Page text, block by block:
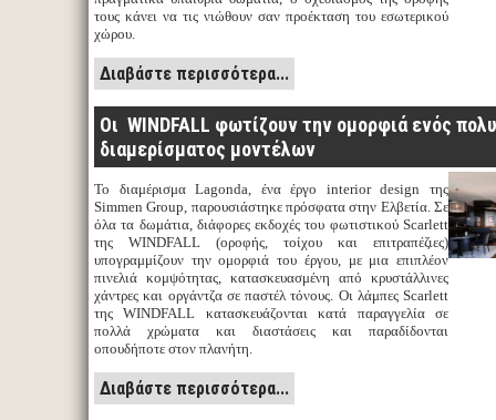
τους κάνει να τις νιώθουν σαν προέκταση του εσωτερικού
χώρου.
Διαβάστε περισσότερα...
Οι WINDFALL φωτίζουν την ομορφιά ενός
διαμερίσματος μοντέλων
Το διαμέρισμα Lagonda, ένα έργο interior design της
Simmen Group, παρουσιάστηκε πρόσφατα στην Ελβετία. Σε
όλα τα δωμάτια, διάφορες εκδοχές του φωτιστικού Scarlett
της WINDFALL (οροφής, τοίχου και επιτραπέζιες)
υπογραμμίζουν την ομορφιά του έργου, με μια επιπλέον
πινελιά κομψότητας, κατασκευασμένη από κρυστάλλινες
χάντρες και οργάντζα σε παστέλ τόνους. Οι λάμπες Scarlett
της WINDFALL κατασκευάζονται κατά παραγγελία σε
πολλά χρώματα και διαστάσεις και παραδίδονται
οπουδήποτε στον πλανήτη.
Διαβάστε περισσότερα...